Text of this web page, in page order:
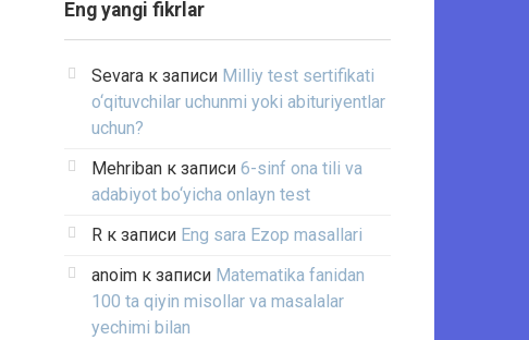
Eng yangi fikrlar
Sevara к записи Milliy test sertifikati
o‘qituvchilar uchunmi yoki abituriyentlar
uchun?
Mehriban к записи 6-sinf ona tili va
adabiyot bo‘yicha onlayn test
R к записи Eng sara Ezop masallari
anoim к записи Matematika fanidan
100 ta qiyin misollar va masalalar
yechimi bilan